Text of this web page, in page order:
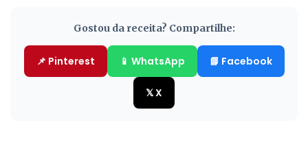
Gostou da receita? Compartilhe:
📌 Pinterest 📱 WhatsApp 📘 Facebook
𝕏 X